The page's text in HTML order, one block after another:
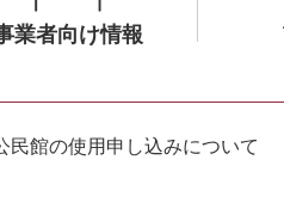
業者向け情報
ニ
民館の使用申し込みについて